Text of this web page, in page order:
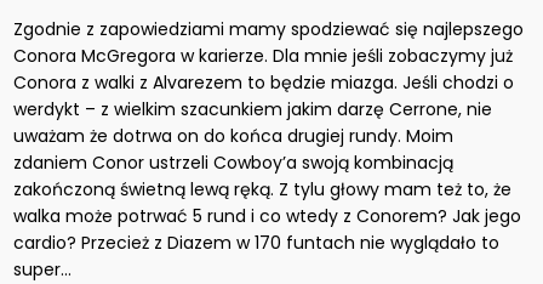
Zgodnie z zapowiedziami mamy spodziewać się najlepszego
Conora McGregora w karierze. Dla mnie jeśli zobaczymy już
Conora z walki z Alvarezem to będzie miazga. Jeśli chodzi o
werdykt – z wielkim szacunkiem jakim darzę Cerrone, nie
uważam że dotrwa on do końca drugiej rundy. Moim
zdaniem Conor ustrzeli Cowboy’a swoją kombinacją
zakończoną świetną lewą ręką. Z tylu głowy mam też to, że
walka może potrwać 5 rund i co wtedy z Conorem? Jak jego
cardio? Przecież z Diazem w 170 funtach nie wyglądało to
super…